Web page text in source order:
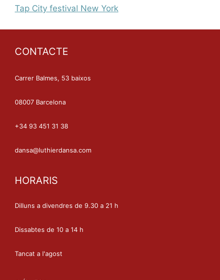
Tap City festival New York
CONTACTE
Carrer Balmes, 53 baixos
08007 Barcelona
+34 93 451 31 38
dansa@luthierdansa.com
HORARIS
Dilluns a divendres de 9.30 a 21 h
Dissabtes de 10 a 14 h
Tancat a l'agost